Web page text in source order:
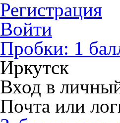
Регистрация
Войти
Пробки: 1
Иркутск
Вход в
Почта или